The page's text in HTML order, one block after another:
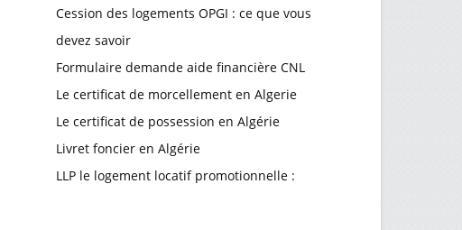
Cession des logements OPGI : ce que vous
devez savoir
Formulaire demande aide financière CNL
Le certificat de morcellement en Algerie
Le certificat de possession en Algérie
Livret foncier en Algérie
LLP le logement locatif promotionnelle :